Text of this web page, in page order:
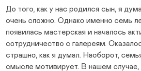
До того, как у нас родился сын, я
очень сложно. Однако именно семь
появилась мастерская и началось
сотрудничество с галереям.
страшно, как я думал. Наоборот,
смысле мотивирует. В нашем случае,